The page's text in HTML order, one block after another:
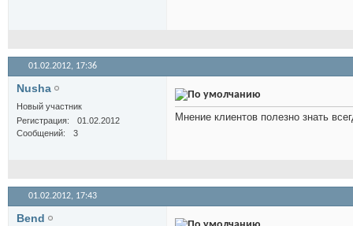
01.02.2012, 17:36
Nusha
Новый участник
Регистрация
01.02.2012
Сообщений
3
Мнение клиентов полезно знать
01.02.2012, 17:43
Bend